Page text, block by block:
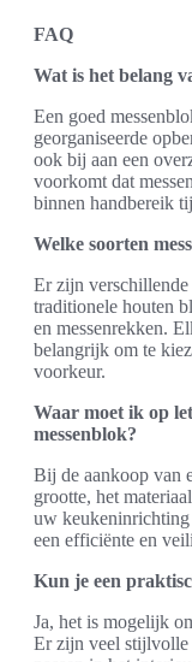
FAQ
Wat is het belang
Een goed
georganiseerde
ook bij aan een
voorkomt dat
binnen handbereik
Welke soorten
Er zijn verschillende
traditionele houten
en messenrekken.
belangrijk om te
voorkeur.
Waar moet ik op
messenblok?
Bij de aankoop van
grootte, het
uw
een efficiënte en
Kun je een
Ja, het is mogelijk
Er zijn veel stijlvolle